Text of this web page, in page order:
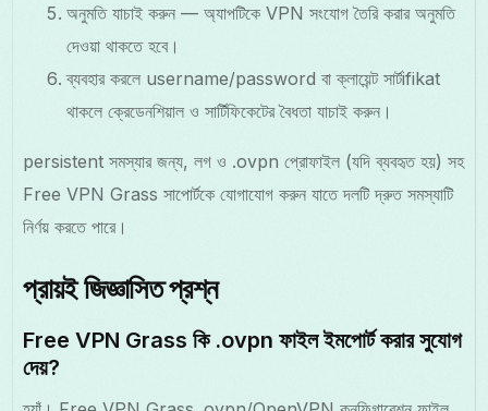
অনুমতি যাচাই করুন — অ্যাপটিকে VPN সংযোগ তৈরি করার অনুমতি
দেওয়া থাকতে হবে।
ব্যবহার করলে username/password বা ক্লায়েন্ট সার্টifikat
থাকলে ক্রেডেনশিয়াল ও সার্টিফিকেটের বৈধতা যাচাই করুন।
persistent সমস্যার জন্য, লগ ও .ovpn প্রোফাইল (যদি ব্যবহৃত হয়) সহ
Free VPN Grass সাপোর্টকে যোগাযোগ করুন যাতে দলটি দ্রুত সমস্যাটি
নির্ণয় করতে পারে।
প্রায়ই জিজ্ঞাসিত প্রশ্ন
Free VPN Grass কি .ovpn ফাইল ইমপোর্ট করার সুযোগ
দেয়?